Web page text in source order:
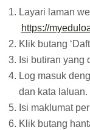
Layari laman
https://
Klik butang
Isi butiran yang
Log masuk
dan kata laluan.
Isi maklumat
Klik butang